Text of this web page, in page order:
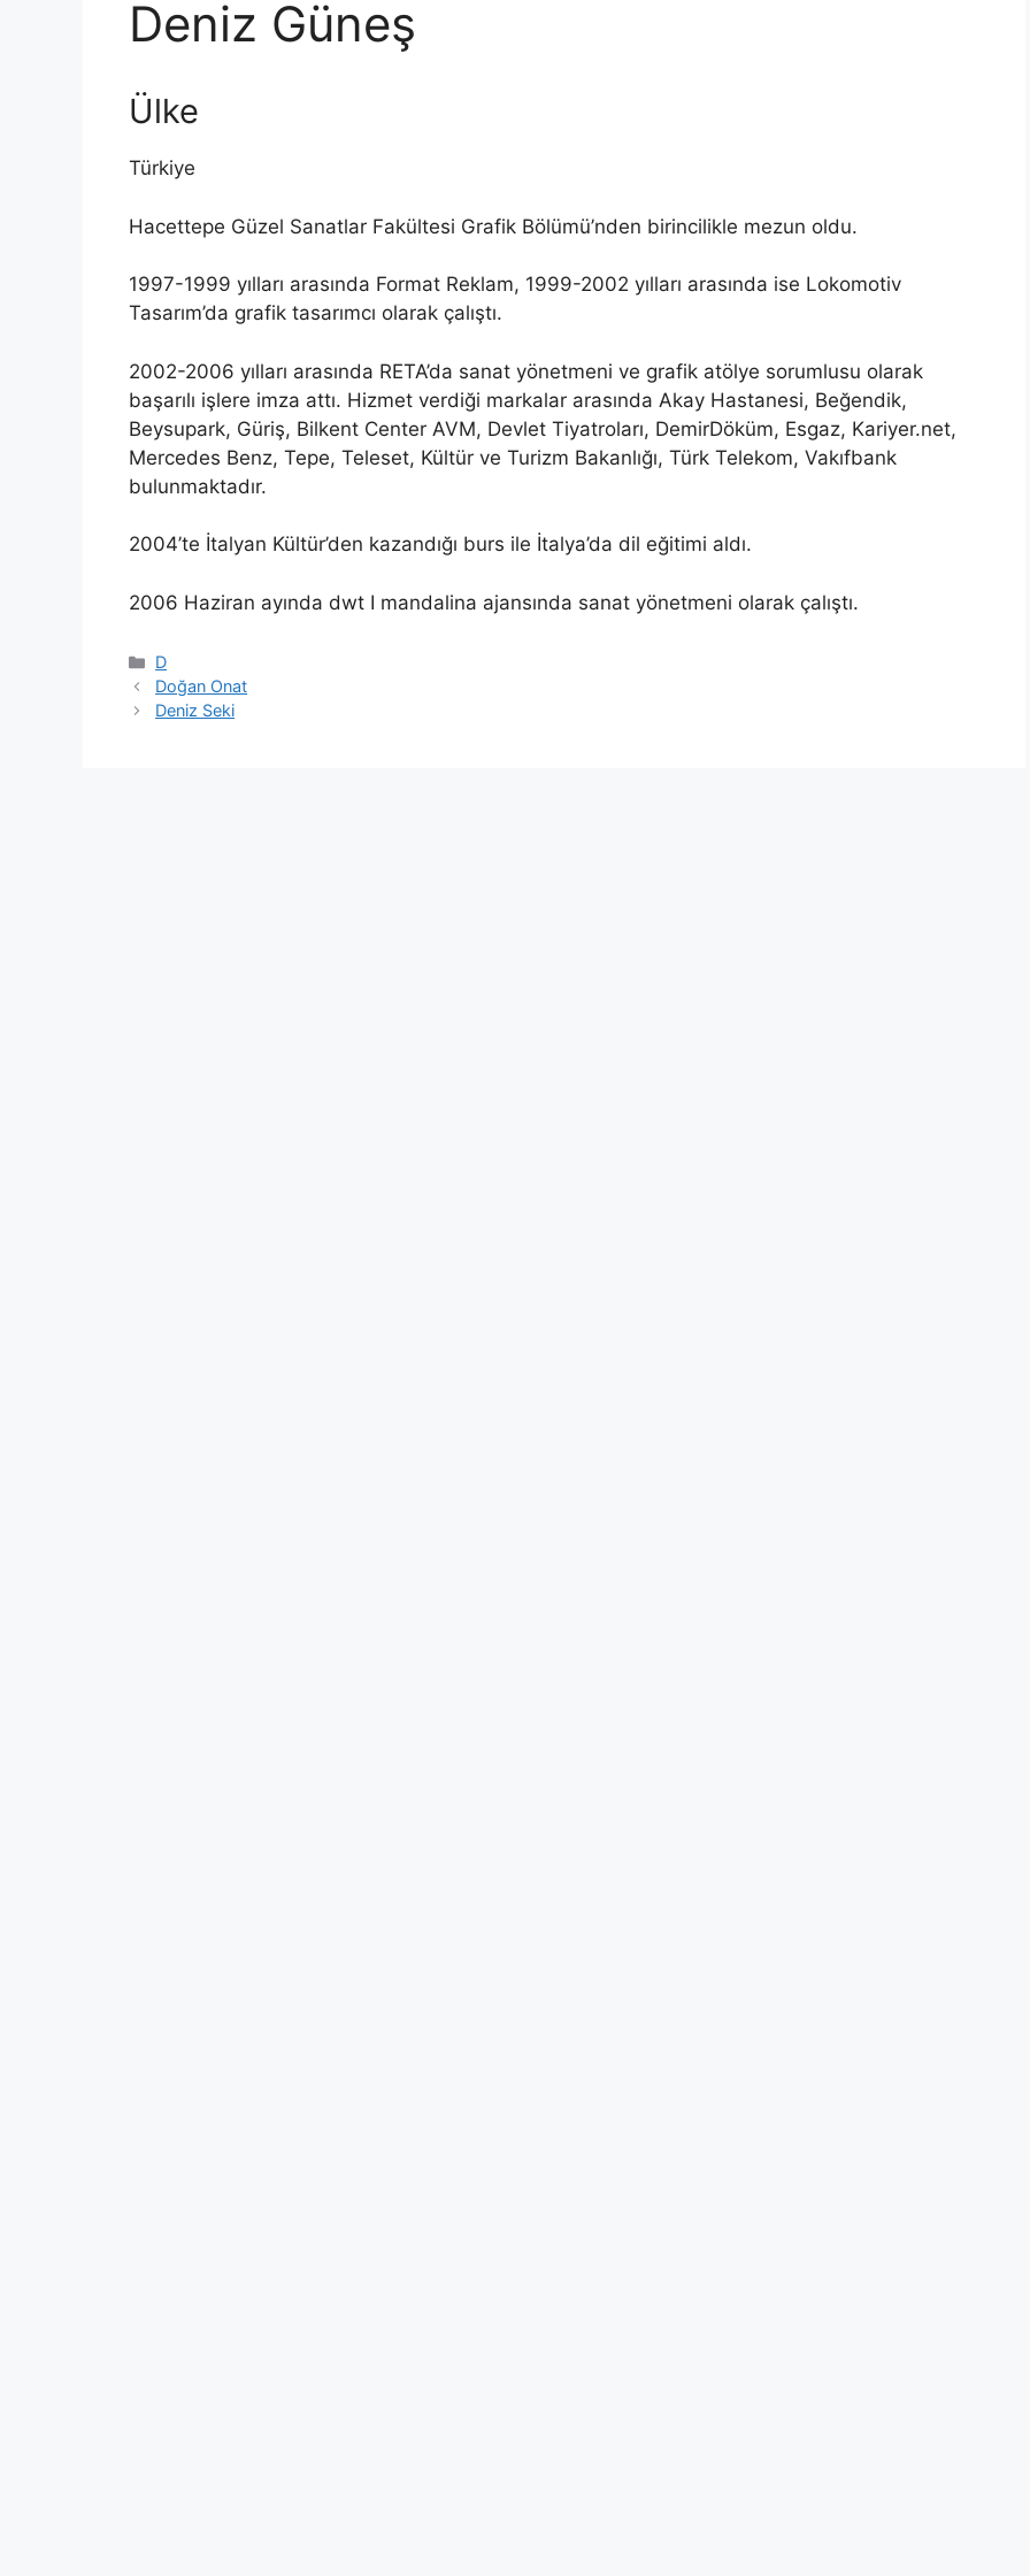
Deniz Güneş
Ülke
Türkiye
Hacettepe Güzel Sanatlar Fakültesi Grafik Bölümü’nden birincilikle mezun oldu.
1997-1999 yılları arasında Format Reklam, 1999-2002 yılları arasında ise Lokomotiv
Tasarım’da grafik tasarımcı olarak çalıştı.
2002-2006 yılları arasında RETA’da sanat yönetmeni ve grafik atölye sorumlusu olarak
başarılı işlere imza attı. Hizmet verdiği markalar arasında Akay Hastanesi, Beğendik,
Beysupark, Güriş, Bilkent Center AVM, Devlet Tiyatroları, DemirDöküm, Esgaz, Kariyer.net,
Mercedes Benz, Tepe, Teleset, Kültür ve Turizm Bakanlığı, Türk Telekom, Vakıfbank
bulunmaktadır.
2004’te İtalyan Kültür’den kazandığı burs ile İtalya’da dil eğitimi aldı.
2006 Haziran ayında dwt I mandalina ajansında sanat yönetmeni olarak çalıştı.
Kategoriler
D
Doğan Onat
Deniz Seki